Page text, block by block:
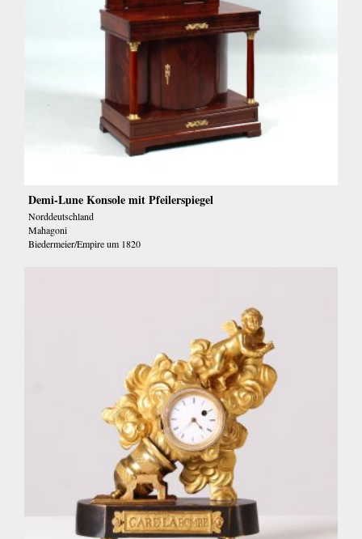
Demi-Lune Konsole mit Pfeilerspiegel
Norddeutschland
Mahagoni
Biedermeier/Empire um 1820